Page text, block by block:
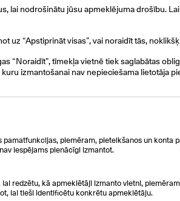
nekavējoties izsauks,
vienmērīgi apstrādātu zvanus.
dažādām situācijām. Jūs tiksiet
vai kolēģa līnija šobrīd ir
lai nodrošinātu jūsu apmeklējuma drošību.
uz “Apstiprināt visas”, vai noraidīt tās,
“Noraidīt”, tīmekļa vietnē tiek saglabātas
izmantošanai nav nepieciešama lietotāja
piemēram, pieteikšanos un konta
iespējams pienācīgi izmantot.
redzētu, kā apmeklētāji izmanto vietni,
lai tieši identificētu konkrētu apmeklētāju.